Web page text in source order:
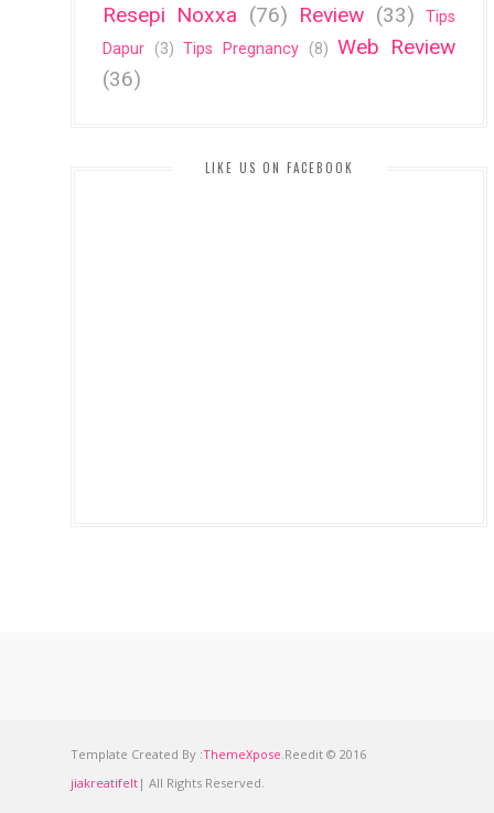
Resepi Noxxa (76) Review (33)
Tips
Dapur (3) Tips Pregnancy (8) Web Review
(36)
LIKE US ON FACEBOOK
Template Created By :ThemeXpose .Reedit © 2016
jiakreatifelt | All Rights Reserved.